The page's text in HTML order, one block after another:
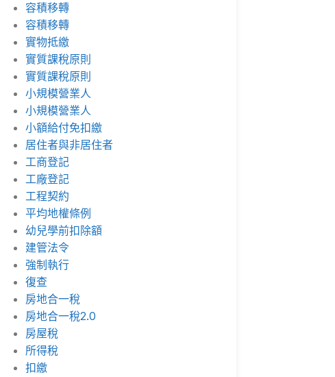
容積移轉
容積移轉
實物抵繳
實質課稅原則
實質課稅原則
小規模營業人
小規模營業人
小額給付免扣繳
居住者與非居住者
工商登記
工廠登記
工程契約
平均地權條例
幼兒學前扣除額
建管法令
強制執行
復查
房地合一稅
房地合一稅2.0
房屋稅
所得稅
扣繳